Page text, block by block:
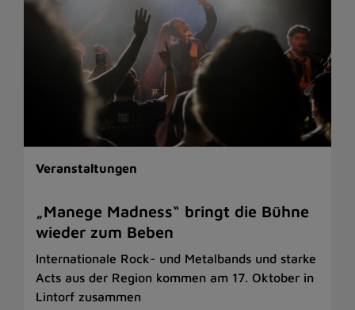
Veranstaltungen
„Manege Madness“ bringt die Bühne
wieder zum Beben
Internationale Rock- und Metalbands und starke
Acts aus der Region kommen am 17. Oktober in
Lintorf zusammen